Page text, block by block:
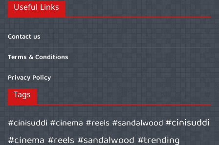
Useful Links
Contact us
Terms & Conditions
Privacy Policy
Tags
#cinisuddi #cinema #reels #sandalwood#cinisuddi
#cinema #reels #sandalwood #trending